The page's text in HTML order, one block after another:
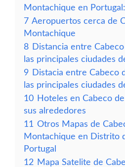
Montachique en Portugal:
7 Aeropuertos cerca de
Montachique
8 Distancia entre
las principales ciudades
9 Distacia entre Cabeco
las principales ciudades
10 Hoteles en Cabeco
sus alrededores
11 Otros Mapas de
Montachique en Distrito
Portugal
12 Mapa Satelite de